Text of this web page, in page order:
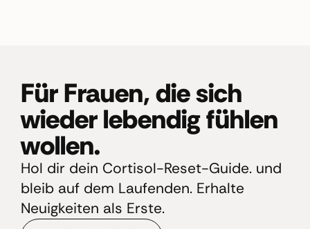
Für Frauen, die sich
wieder lebendig fühlen
wollen.
Hol dir dein Cortisol-Reset-Guide. und
bleib auf dem Laufenden. Erhalte
Neuigkeiten als Erste.